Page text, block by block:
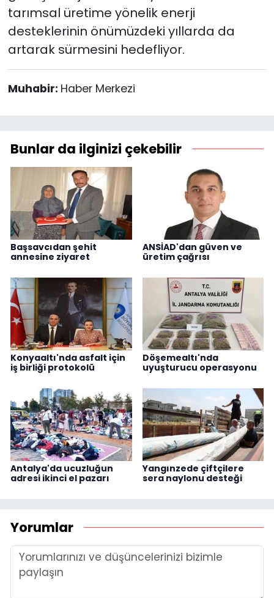
tarımsal üretime yönelik enerji
desteklerinin önümüzdeki yıllarda da
artarak sürmesini hedefliyor.
Muhabir: Haber Merkezi
Bunlar da ilginizi çekebilir
Başsavcıdan şehit
annesine ziyaret
ANSİAD'dan güven ve
üretim çağrısı
Konyaaltı'nda asfalt için
iş birliği protokolü
Döşemealtı'nda
uyuşturucu operasyonu
Antalya'da ucuzluğun
adresi ikinci el pazarı
Yangınzede çiftçilere
sera naylonu desteği
Yorumlar